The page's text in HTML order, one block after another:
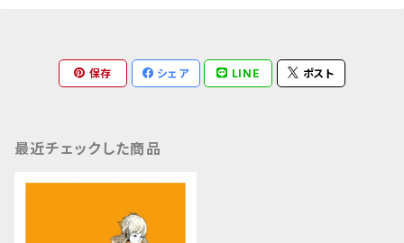
保存 シェア LINE ポスト
最近チェックした商品